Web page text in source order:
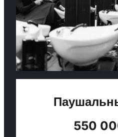
550